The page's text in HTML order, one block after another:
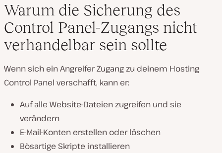
Warum die Sicherung des
Control Panel-Zugangs nicht
verhandelbar sein sollte
Wenn sich ein Angreifer Zugang zu deinem Hosting
Control Panel verschafft, kann er:
Auf alle Website-Dateien zugreifen und sie
verändern
E-Mail-Konten erstellen oder löschen
Bösartige Skripte installieren